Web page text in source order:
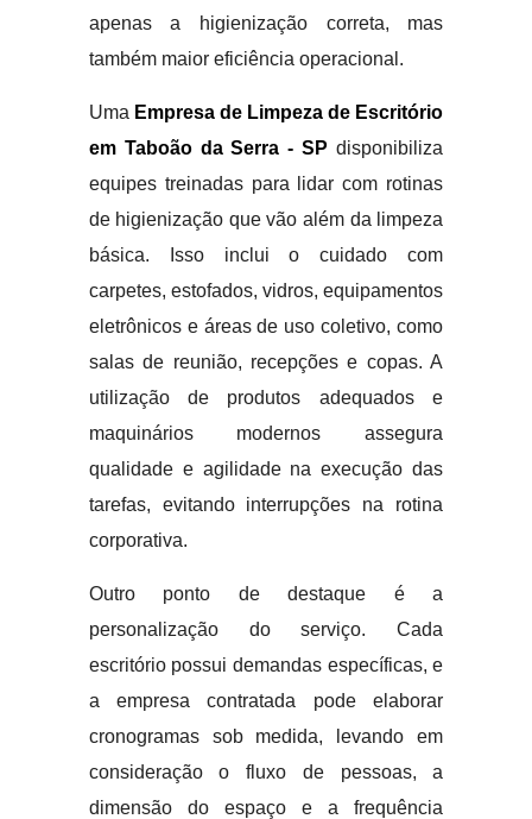
apenas a higienização correta, mas
também maior eficiência operacional.
Uma Empresa de Limpeza de Escritório
em Taboão da Serra - SP disponibiliza
equipes treinadas para lidar com rotinas
de higienização que vão além da limpeza
básica. Isso inclui o cuidado com
carpetes, estofados, vidros, equipamentos
eletrônicos e áreas de uso coletivo, como
salas de reunião, recepções e copas. A
utilização de produtos adequados e
maquinários modernos assegura
qualidade e agilidade na execução das
tarefas, evitando interrupções na rotina
corporativa.
Outro ponto de destaque é a
personalização do serviço. Cada
escritório possui demandas específicas, e
a empresa contratada pode elaborar
cronogramas sob medida, levando em
consideração o fluxo de pessoas, a
dimensão do espaço e a frequência